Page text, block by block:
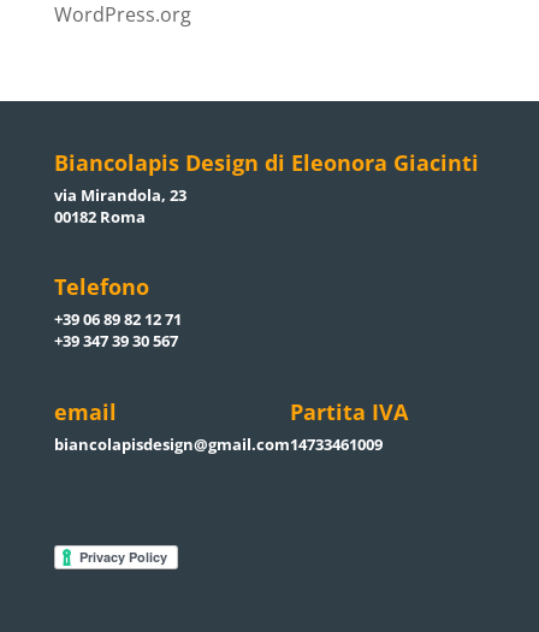
WordPress.org
Biancolapis Design di Eleonora Giacinti
via Mirandola, 23
00182 Roma
Telefono
+39 06 89 82 12 71
+39 347 39 30 567
email
biancolapisdesign@gmail.com
Partita IVA
14733461009